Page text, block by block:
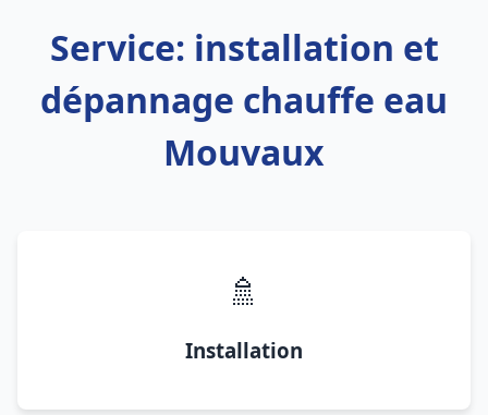
Service: installation et
dépannage chauffe eau
Mouvaux
🚿
Installation